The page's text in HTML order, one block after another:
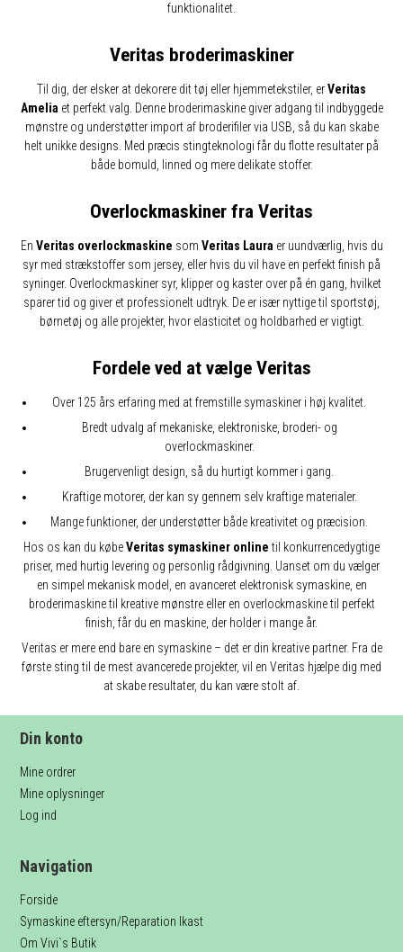
funktionalitet.
Veritas broderimaskiner
Til dig, der elsker at dekorere dit tøj eller hjemmetekstiler, erVeritas
Amelia et perfekt valg. Denne broderimaskine giver adgang til indbyggede
mønstre og understøtter import af broderifiler via USB, så du kan skabe
helt unikke designs. Med præcis stingteknologi får du flotte resultater på
både bomuld, linned og mere delikate stoffer.
Overlockmaskiner fra Veritas
En Veritas overlockmaskine som Veritas Laura er uundværlig, hvis du
syr med strækstoffer som jersey, eller hvis du vil have en perfekt finish på
syninger. Overlockmaskiner syr, klipper og kaster over på én gang, hvilket
sparer tid og giver et professionelt udtryk. De er især nyttige til sportstøj,
børnetøj og alle projekter, hvor elasticitet og holdbarhed er vigtigt.
Fordele ved at vælge Veritas
Over 125 års erfaring med at fremstille symaskiner i høj kvalitet.
Bredt udvalg af mekaniske, elektroniske, broderi- og
overlockmaskiner.
Brugervenligt design, så du hurtigt kommer i gang.
Kraftige motorer, der kan sy gennem selv kraftige materialer.
Mange funktioner, der understøtter både kreativitet og præcision.
Hos os kan du købeVeritas symaskiner online til konkurrencedygtige
priser, med hurtig levering og personlig rådgivning. Uanset om du vælger
en simpel mekanisk model, en avanceret elektronisk symaskine, en
broderimaskine til kreative mønstre eller en overlockmaskine til perfekt
finish, får du en maskine, der holder i mange år.
Veritas er mere end bare en symaskine – det er din kreative partner. Fra de
første sting til de mest avancerede projekter, vil en Veritas hjælpe dig med
at skabe resultater, du kan være stolt af.
Din konto
Mine ordrer
Mine oplysninger
Log ind
Navigation
Forside
Symaskine eftersyn/Reparation Ikast
Om Vivi`s Butik